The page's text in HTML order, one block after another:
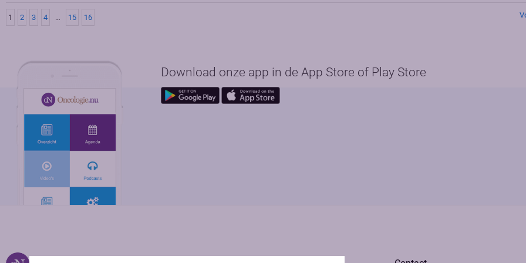
1 2 3 4 … 15 16
Download onze app in de App Store of Play Store